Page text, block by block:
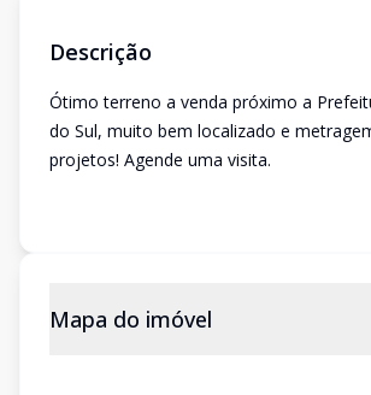
Descrição
Ótimo terreno a venda próximo a
do Sul, muito bem localizado e
projetos! Agende uma visita.
Mapa do imóvel